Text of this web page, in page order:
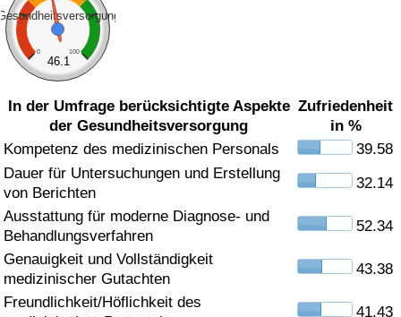
0 100
46.1
In der Umfrage berücksichtigte Aspekte
der Gesundheitsversorgung
Zufriedenheit
in %
Kompetenz des medizinischen Personals
39.58
Dauer für Untersuchungen und Erstellung
von Berichten
32.14
Ausstattung für moderne Diagnose- und
Behandlungsverfahren
52.34
Genauigkeit und Vollständigkeit
medizinischer Gutachten
43.38
Freundlichkeit/Höflichkeit des
41.43
Lebenshaltungskosten-Index nach Land
in Akaba
Immobilienpreis-Index nach Land
Lebensqualitätsindex nach Land
Kriminalität
Kriminalitäts-Index (aktuell)
Kriminalitäts-Index
Kriminalitätsindex nach Land
Gesundheitsversorgung
Gesundheitsversorgungs-Index (aktuell)